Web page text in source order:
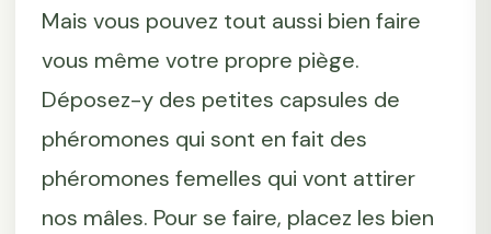
Mais vous pouvez tout aussi bien faire
vous même votre propre piège.
Déposez-y des petites capsules de
phéromones qui sont en fait des
phéromones femelles qui vont attirer
nos mâles. Pour se faire, placez les bien